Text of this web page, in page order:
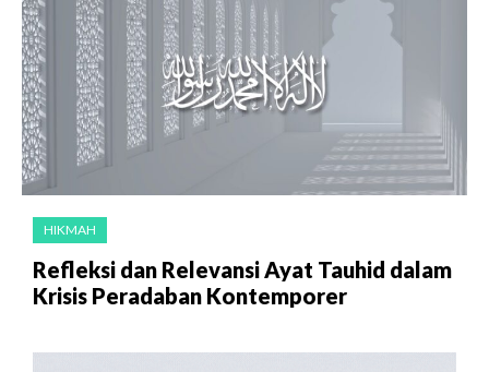
HIKMAH
Refleksi dan Relevansi Ayat Tauhid dalam
Krisis Peradaban Kontemporer